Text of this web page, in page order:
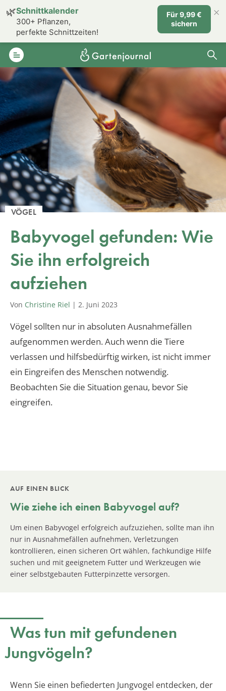
VÖGEL
Babyvogel gefunden: Wie
Sie ihn erfolgreich
aufziehen
Von Christine Riel | 2. Juni 2023
Vögel sollten nur in absoluten Ausnahmefällen
aufgenommen werden. Auch wenn die Tiere
verlassen und hilfsbedürftig wirken, ist nicht immer
ein Eingreifen des Menschen notwendig.
Beobachten Sie die Situation genau, bevor Sie
eingreifen.
AUF EINEN BLICK
Wie ziehe ich einen Babyvogel auf?
Um einen Babyvogel erfolgreich aufzuziehen, sollte man ihn
nur in Ausnahmefällen aufnehmen, Verletzungen
kontrollieren, einen sicheren Ort wählen, fachkundige Hilfe
suchen und mit geeignetem Futter und Werkzeugen wie
einer selbstgebauten Futterpinzette versorgen.
Was tun mit gefundenen
Jungvögeln?
Wenn Sie einen befiederten Jungvogel entdecken, der
🌿Schnittkalender
300+ Pflanzen,
perfekte Schnittzeiten!
Für 9,99 €
sichern
×